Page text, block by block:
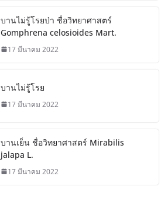
บานไม่รู้โรยป่า ชื่อวิทยาศาสตร์
Gomphrena celosioides Mart.
17 มีนาคม 2022
บานไม่รู้โรย
17 มีนาคม 2022
บานเย็น ชื่อวิทยาศาสตร์ Mirabilis
jalapa L.
17 มีนาคม 2022